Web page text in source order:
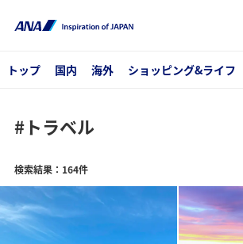
トップ 国内 海外 ショッピング&ライフ
#トラベル
検索結果：164件